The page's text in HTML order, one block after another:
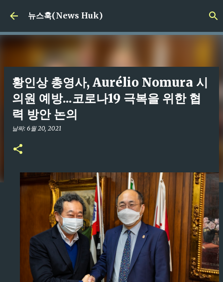
기본 콘텐츠로 건너뛰기
뉴스훅(News Huk)
황인상 총영사, Aurélio Nomura 시
의원 예방...코로나19 극복을 위한 협
력 방안 논의
날짜: 6월 20, 2021